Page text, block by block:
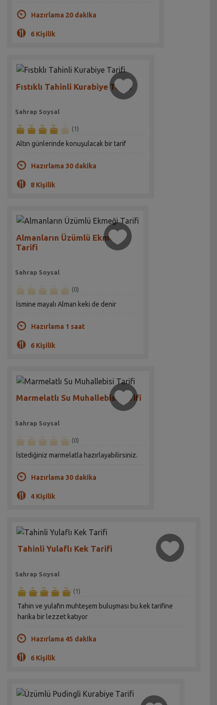
Hazırlama 20 dakika
6 Kişilik
Fıstıklı Tahinli Kurabiye Tarifi
Sahrap Soysal
(1)
Altın günlerinde konuşulacak bir tarif
Hazırlama 30 dakika
8 Kişilik
Almanların Üzümlü Ekmeği
Tarifi
Sahrap Soysal
(0)
İsmine mayalı Alman keki de denir
Hazırlama 1 saat
6 Kişilik
Marmelatlı Su Muhallebisi Tarifi
Sahrap Soysal
(0)
İstediğiniz marmelatla hazırlayabilirsiniz.
Hazırlama 30 dakika
4 Kişilik
Tahinli Yulaflı Kek Tarifi
Sahrap Soysal
(1)
Tahin ve yulafın muhteşem buluşması bu kek tarifine
harika bir lezzet katıyor
Hazırlama 45 dakika
6 Kişilik